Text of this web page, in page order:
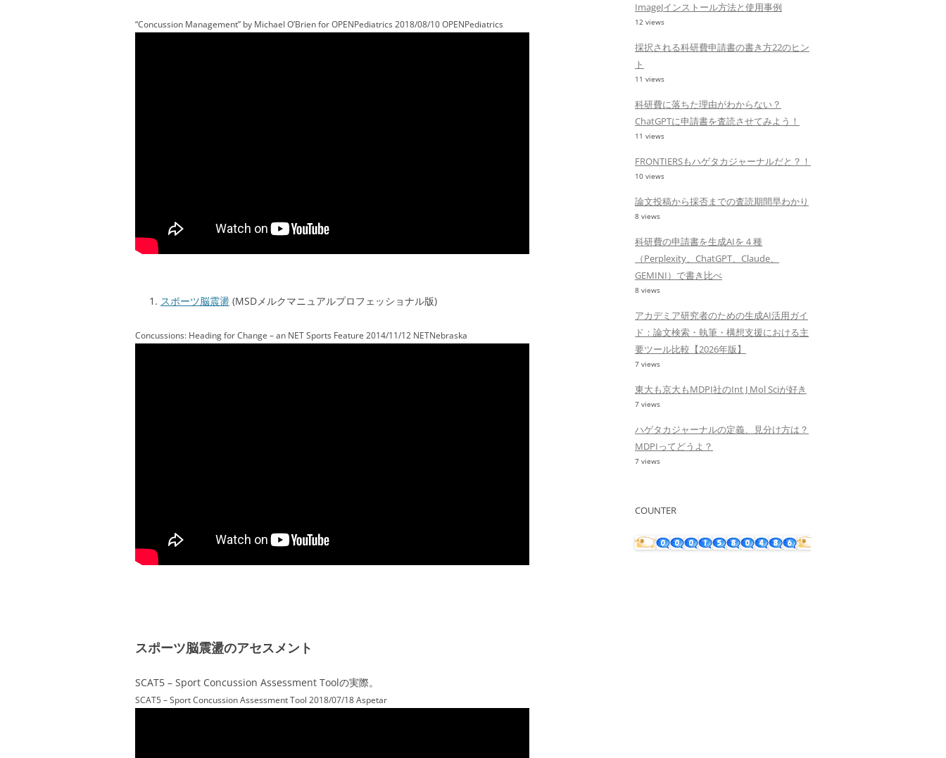
“Concussion Management” by Michael O’Brien for OPENPediatrics 2018/08/10 OPENPediatrics
スポーツ脳震盪 (MSDメルクマニュアルプロフェッショナル版)
Concussions: Heading for Change – an NET Sports Feature 2014/11/12 NETNebraska
スポーツ脳震盪のアセスメント
SCAT5 – Sport Concussion Assessment Toolの実際。
SCAT5 – Sport Concussion Assessment Tool 2018/07/18 Aspetar
ImageJインストール方法と使用事例
12 views
採択される科研費申請書の書き方22のヒン
ト
11 views
科研費に落ちた理由がわからない？
ChatGPTに申請書を査読させてみよう！
11 views
FRONTIERSもハゲタカジャーナルだと？！
10 views
論文投稿から採否までの査読期間早わかり
8 views
科研費の申請書を生成AIを４種
（Perplexity、ChatGPT、Claude、
GEMINI）で書き比べ
8 views
アカデミア研究者のための生成AI活用ガイ
ド：論文検索・執筆・構想支援における主
要ツール比較【2026年版】
7 views
東大も京大もMDPI社のInt J Mol Sciが好き
7 views
ハゲタカジャーナルの定義、見分け方は？
MDPIってどうよ？
7 views
COUNTER